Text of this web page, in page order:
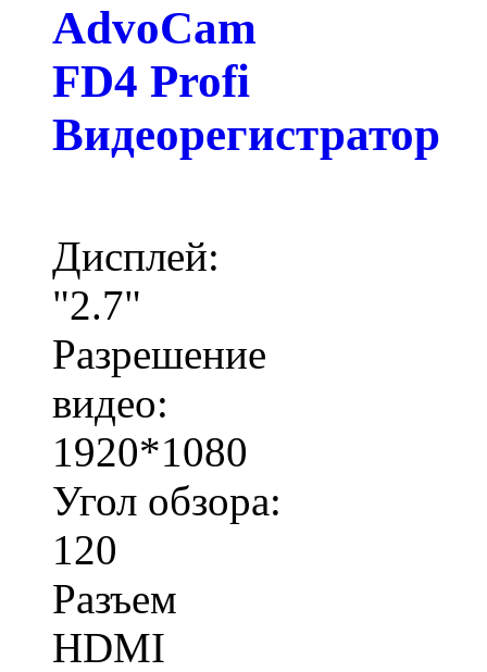
AdvoCam
FD4 Profi
Видеорегистратор
Дисплей:
"2.7"
Разрешение
видео:
1920*1080
Угол обзора:
120
Разъем
HDMI